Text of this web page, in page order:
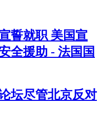
誓就职 美国宣
全援助 - 法国国
坛尽管北京反对